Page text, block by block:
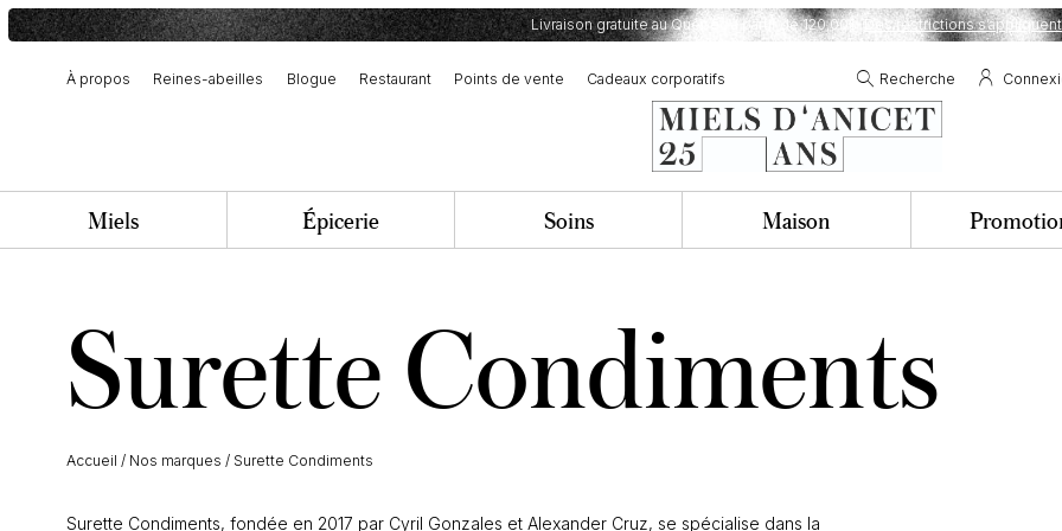
Livraison gratuite au Québec à partir de 120,00$. Des restrictions s’appliquent
À propos
Reines-abeilles Blogue Restaurant Points de vente Cadeaux corporatifs Recherche
Miels Épicerie Soins Maison
Surette Condiments
Accueil / Nos marques / Surette Condiments
Surette Condiments, fondée en 2017 par Cyril Gonzales et Alexander Cruz, se spécialise dans la